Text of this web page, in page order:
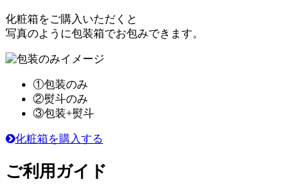
化粧箱をご購入いただくと
写真のように包装箱でお包みできます。
①包装のみ
②熨斗のみ
③包装+熨斗
化粧箱を購入する
ご利用ガイド